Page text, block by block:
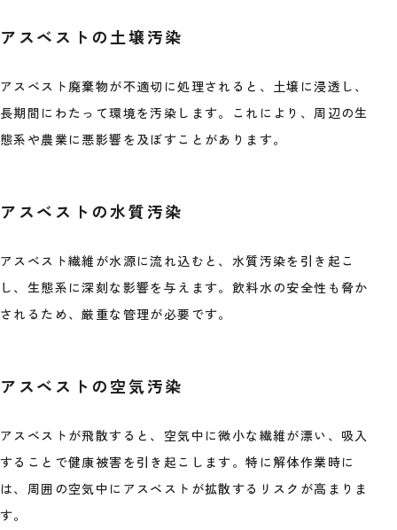
アスベストの土壌汚染
アスベスト廃棄物が不適切に処理されると、土壌に浸透し、
長期間にわたって環境を汚染します。これにより、周辺の生
態系や農業に悪影響を及ぼすことがあります。
アスベストの水質汚染
アスベスト繊維が水源に流れ込むと、水質汚染を引き起こ
し、生態系に深刻な影響を与えます。飲料水の安全性も脅か
されるため、厳重な管理が必要です。
アスベストの空気汚染
アスベストが飛散すると、空気中に微小な繊維が漂い、吸入
することで健康被害を引き起こします。特に解体作業時に
は、周囲の空気中にアスベストが拡散するリスクが高まりま
す。